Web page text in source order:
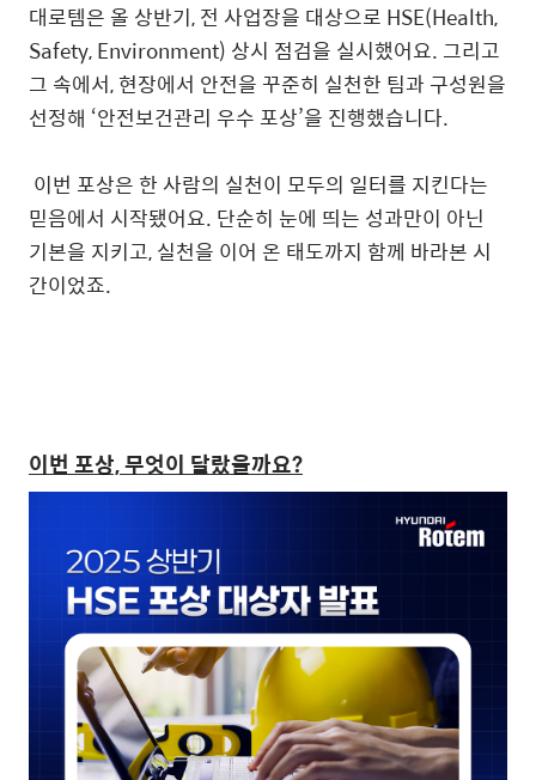
대로템은 올 상반기, 전 사업장을 대상으로 HSE(Health,
Safety, Environment) 상시 점검을 실시했어요. 그리고
그 속에서, 현장에서 안전을 꾸준히 실천한 팀과 구성원을
선정해 ‘안전보건관리 우수 포상’을 진행했습니다.
이번 포상은 한 사람의 실천이 모두의 일터를 지킨다는
믿음에서 시작됐어요. 단순히 눈에 띄는 성과만이 아닌
기본을 지키고, 실천을 이어 온 태도까지 함께 바라본 시
간이었죠.
이번 포상, 무엇이 달랐을까요?